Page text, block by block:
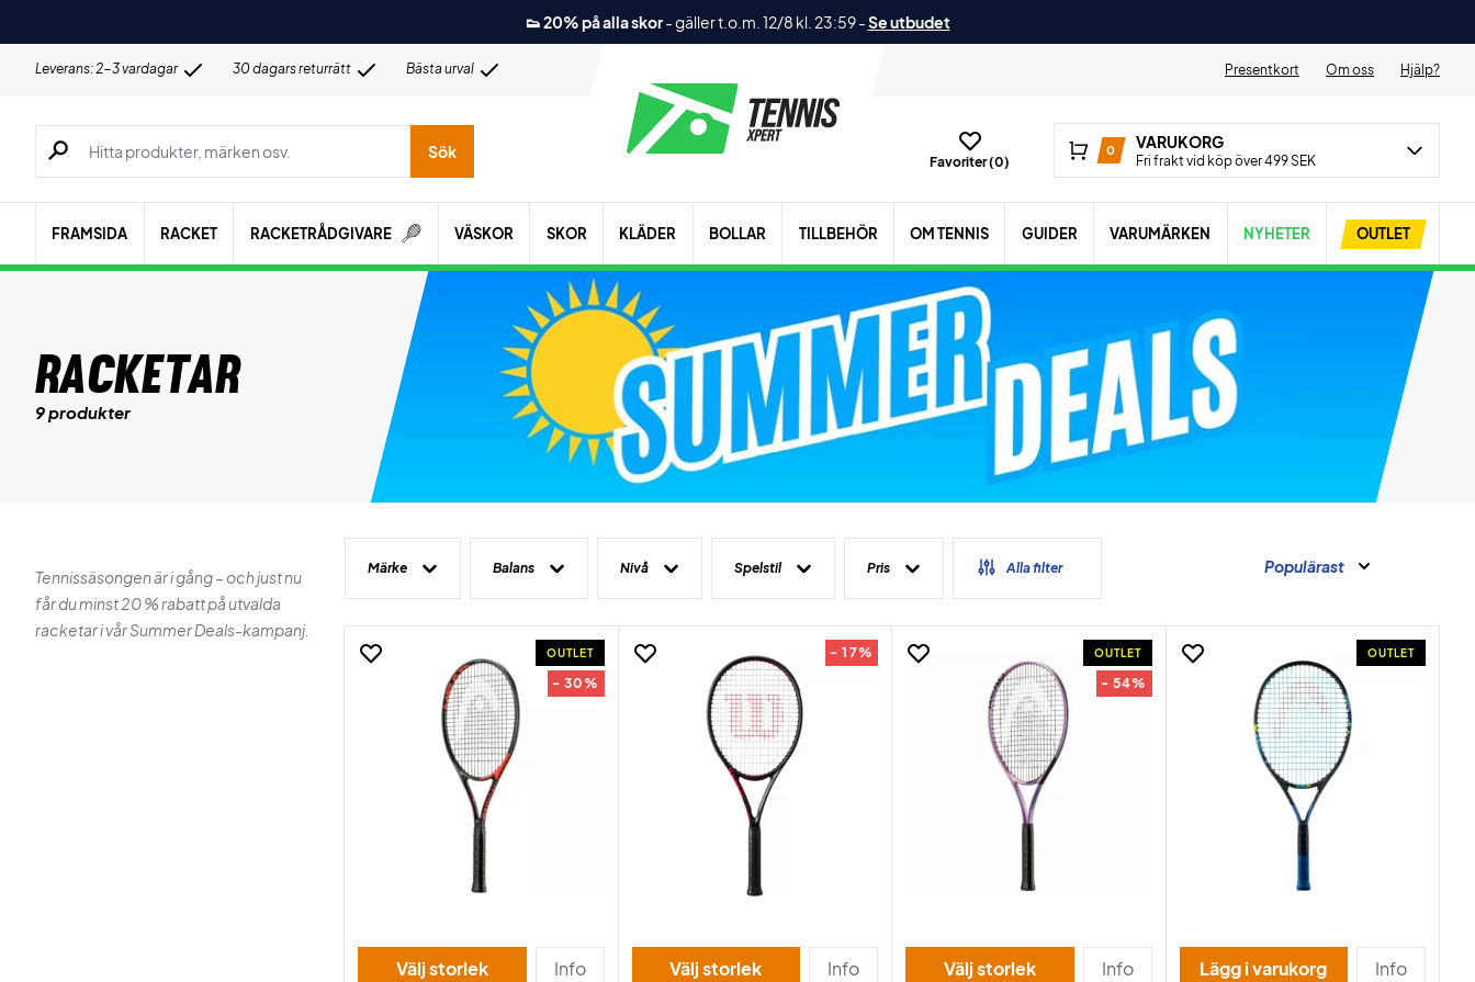
👟 20% på alla skor-gäller t.o.m. 12/8 kl. 23:59-Se utbudet
Leverans: 2-3 vardagar 30 dagars returrätt Bästa urval Presentkort Om oss Hjälp?
Sök efter produkter, märken osv.
Sök
Favoriter (0)
0 VARUKORG
Fri frakt vid köp över 499 SEK
FRAMSIDA RACKET RACKETRÅDGIVARE VÄSKOR SKOR KLÄDER BOLLAR TILLBEHÖR OM TENNIS GUIDER VARUMÄRKEN NYHETER OUTLET
Racketar
9 produkter
Tennissäsongen är i gång – och just nu
får du minst 20 % rabatt på utvalda
racketar i vår Summer Deals-kampanj.
Märke Balans Nivå Spelstil Pris Alla filter Populärast
OUTLET
- 30%
Välj storlek Info
- 17%
Välj storlek Info
OUTLET
- 54%
Välj storlek Info
OUTLET
Lägg i varukorg Info